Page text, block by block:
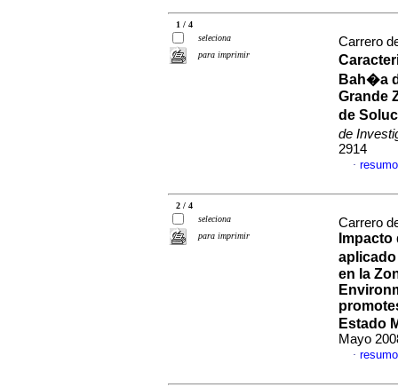
1 / 4
seleciona
para imprimir
Carrero
Bah�a
Grande
de
de
2914
·
2 / 4
seleciona
para imprimir
Carrero
aplicado
en la
Estado
Mayo
·